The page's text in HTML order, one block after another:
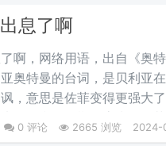
包，此时这个梗已经
后来随着chikawa的
开始给chikawa配上
者融合后意外爆火，
传播得到处都是。
息了啊
啊，网络用语，出自《奥
奥特曼的台词，是贝利亚
，意思是佐菲变得更强大
来的贝利亚早期形态嘲讽佐
你出息了。
0 评论 2665 浏览 2024-